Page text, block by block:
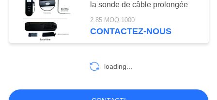
thermomètre à vin
la sonde de câble prolongée
2.85 MOQ:1000
CONTACTEZ-NOUS
loading...